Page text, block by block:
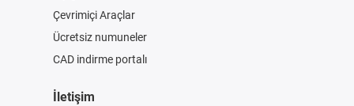
Çevrimiçi Araçlar
Ücretsiz numuneler
CAD indirme portalı
İletişim